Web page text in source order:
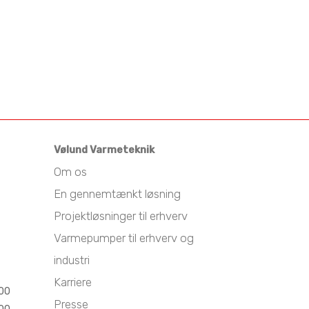
Vølund Varmeteknik
Om os
En gennemtænkt løsning
Projektløsninger til erhverv
Varmepumper til erhverv og
industri
Karriere
Presse